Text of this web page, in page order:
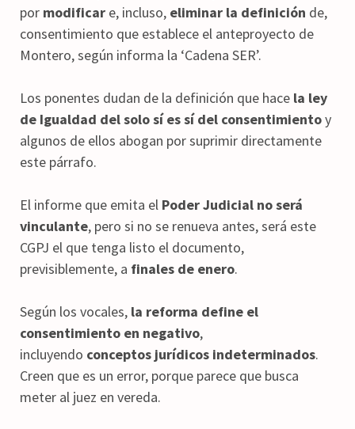
por modificar e, incluso, eliminar la definición de,
consentimiento que establece el anteproyecto de
Montero, según informa la ‘Cadena SER’.
Los ponentes dudan de la definición que hace la ley
de Igualdad del solo sí es sí del consentimientoy
algunos de ellos abogan por suprimir directamente
este párrafo.
El informe que emita el Poder Judicial no será
vinculante, pero si no se renueva antes, será este
CGPJ el que tenga listo el documento,
previsiblemente, a finales de enero.
Según los vocales, la reforma define el
consentimiento en negativo,
incluyendo conceptos jurídicos indeterminados.
Creen que es un error, porque parece que busca
meter al juez en vereda.